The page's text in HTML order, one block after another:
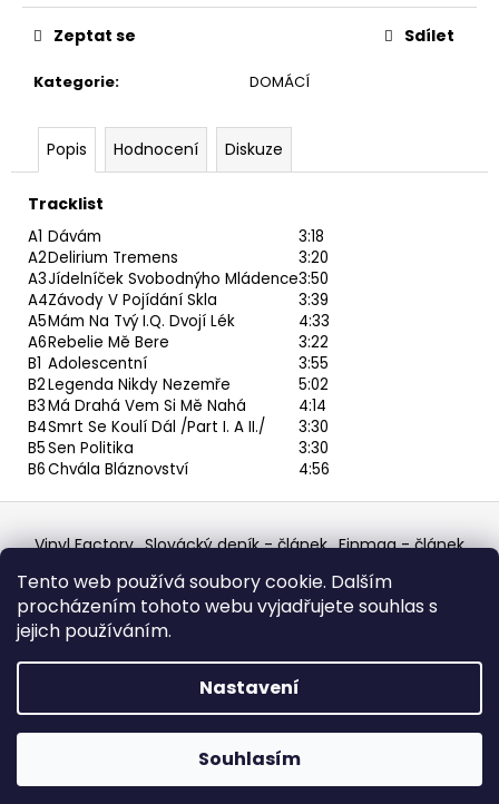
Tento web používá soubory cookie. Dalším
procházením tohoto webu vyjadřujete souhlas s
jejich používáním.
Nastavení
Souhlasím
Kategorie: DOMÁCÍ
Zeptat se Sdílet
Popis Hodnocení Diskuze
Tracklist
A1 Dávám
3:18
A2Delirium Tremens
3:20
A3Jídelníček Svobodnýho Mládence3:50
A4Závody V Pojídání Skla
3:39
A5Mám Na Tvý I.Q. Dvojí Lék
4:33
A6Rebelie Mě Bere
3:22
B1 Adolescentní
3:55
B2Legenda Nikdy Nezemře
5:02
B3Má Drahá Vem Si Mě Nahá
4:14
B4Smrt Se Koulí Dál /Part I. A II./
3:30
B5Sen Politika
3:30
B6Chvála Bláznovství 4:56
&
HURVÍNEK
ABECEDA
SLUŠNÉHO
2LP
Kč
Z
á Vinyl Factory Slovácký deník - článek Finmag - článek
Discogs Profile Facebook výběr z hroznů
Top prodejce mincí Aukro
Vytvořil Shoptet
Copyright 2026W Records - osvědčený prodejce
bazarových LP, MC, CD, komiksů atd.. Všechna práva
vyhrazena.